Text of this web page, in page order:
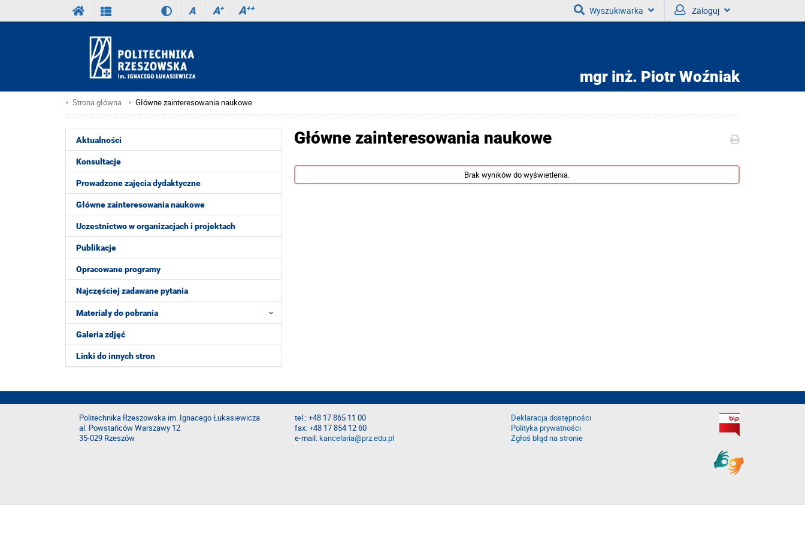
A A+ A++ Wyszukiwarka Zaloguj
mgr inż. Piotr Woźniak
Strona główna Główne zainteresowania naukowe
Aktualności
Konsultacje
Prowadzone zajęcia dydaktyczne
Główne zainteresowania naukowe
Uczestnictwo w organizacjach i projektach
Publikacje
Opracowane programy
Najczęściej zadawane pytania
Materiały do pobrania
Galeria zdjęć
Linki do innych stron
Główne zainteresowania naukowe
Brak wyników do wyświetlenia.
Politechnika Rzeszowska im. Ignacego Łukasiewicza
al. Powstańców Warszawy 12
35-029 Rzeszów
tel.: +48 17 865 11 00
fax: +48 17 854 12 60
e-mail:kancelaria@prz.edu.pl
Deklaracja dostępności
Polityka prywatności
Zgłoś błąd na stronie